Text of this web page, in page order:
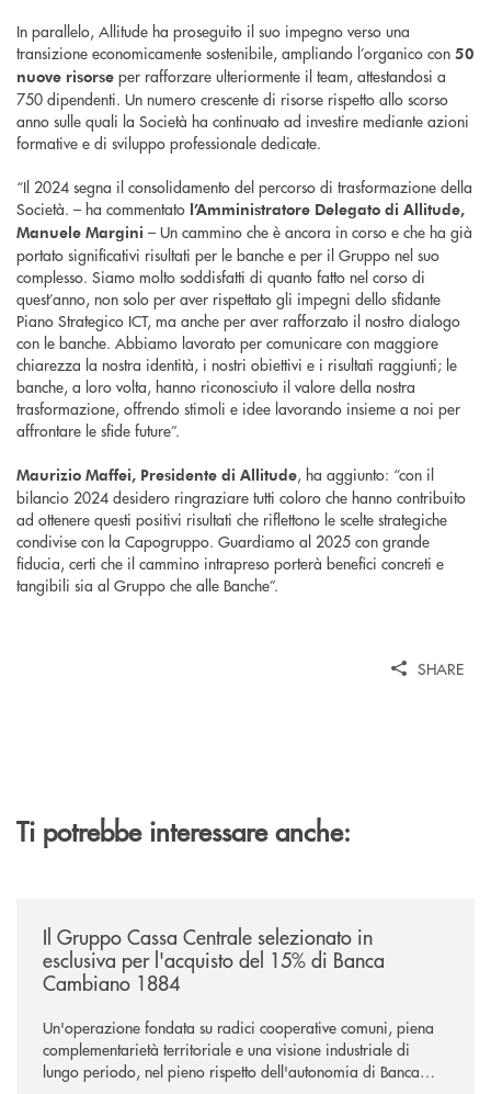
In parallelo, Allitude ha proseguito il suo impegno verso una
transizione economicamente sostenibile, ampliando l’organico con 50
nuove risorse per rafforzare ulteriormente il team, attestandosi a
750 dipendenti. Un numero crescente di risorse rispetto allo scorso
anno sulle quali la Società ha continuato ad investire mediante azioni
formative e di sviluppo professionale dedicate.
“Il 2024 segna il consolidamento del percorso di trasformazione della
Società. – ha commentato l’Amministratore Delegato di Allitude,
Manuele Margini – Un cammino che è ancora in corso e che ha già
portato significativi risultati per le banche e per il Gruppo nel suo
complesso. Siamo molto soddisfatti di quanto fatto nel corso di
quest’anno, non solo per aver rispettato gli impegni dello sfidante
Piano Strategico ICT, ma anche per aver rafforzato il nostro dialogo
con le banche. Abbiamo lavorato per comunicare con maggiore
chiarezza la nostra identità, i nostri obiettivi e i risultati raggiunti; le
banche, a loro volta, hanno riconosciuto il valore della nostra
trasformazione, offrendo stimoli e idee lavorando insieme a noi per
affrontare le sfide future”.
Maurizio Maffei, Presidente di Allitude, ha aggiunto: “con il
bilancio 2024 desidero ringraziare tutti coloro che hanno contribuito
ad ottenere questi positivi risultati che riflettono le scelte strategiche
condivise con la Capogruppo. Guardiamo al 2025 con grande
fiducia, certi che il cammino intrapreso porterà benefici concreti e
tangibili sia al Gruppo che alle Banche”.
SHARE
Ti potrebbe interessare anche:
Il Gruppo Cassa Centrale selezionato in
esclusiva per l'acquisto del 15% di Banca
Cambiano 1884
Un'operazione fondata su radici cooperative comuni, piena
complementarietà territoriale e una visione industriale di
lungo periodo, nel pieno rispetto dell'autonomia di Banca